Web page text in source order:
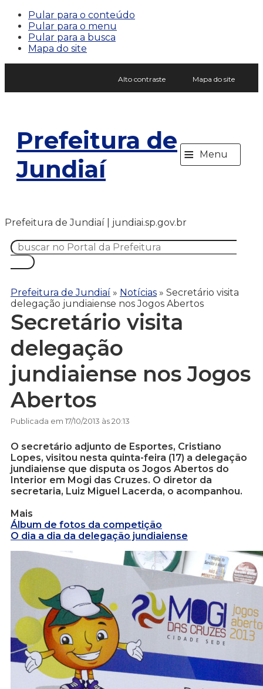
Pular para o conteúdo
Pular para o menu
Pular para a busca
Mapa do site
Alto contraste Mapa do site
Prefeitura de
Jundiaí
≡ Menu
Prefeitura de Jundiaí | jundiai.sp.gov.br
Prefeitura de Jundiaí » Notícias » Secretário visita
delegação jundiaiense nos Jogos Abertos
Secretário visita
delegação
jundiaiense nos Jogos
Abertos
Publicada em 17/10/2013 às 20:13
O secretário adjunto de Esportes, Cristiano
Lopes, visitou nesta quinta-feira (17) a delegação
jundiaiense que disputa os Jogos Abertos do
Interior em Mogi das Cruzes. O diretor da
secretaria, Luiz Miguel Lacerda, o acompanhou.
Mais
Álbum de fotos da competição
O dia a dia da delegação jundiaiense